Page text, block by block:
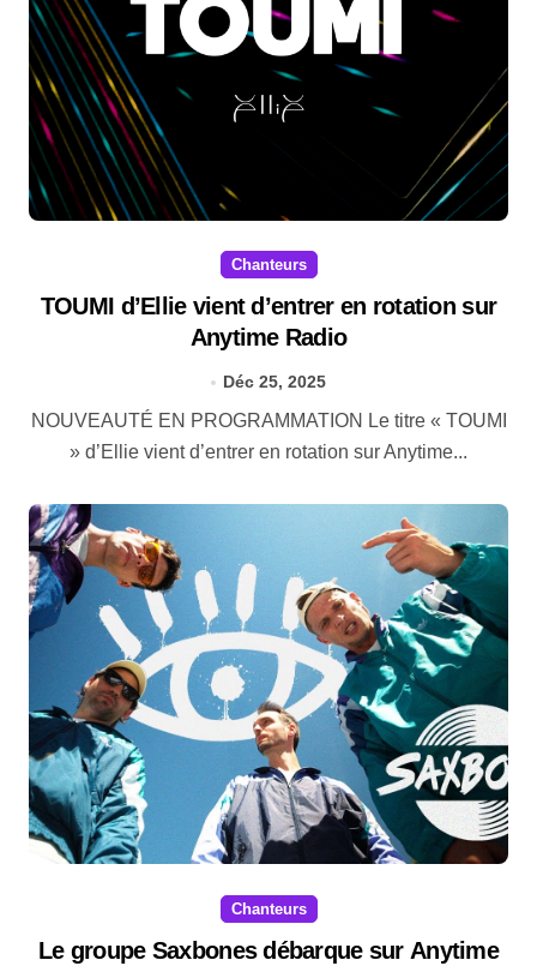
Chanteurs
TOUMI d’Ellie vient d’entrer en rotation sur
Anytime Radio
Déc 25, 2025
NOUVEAUTÉ EN PROGRAMMATION Le titre « TOUMI
» d’Ellie vient d’entrer en rotation sur Anytime...
Chanteurs
Le groupe Saxbones débarque sur Anytime